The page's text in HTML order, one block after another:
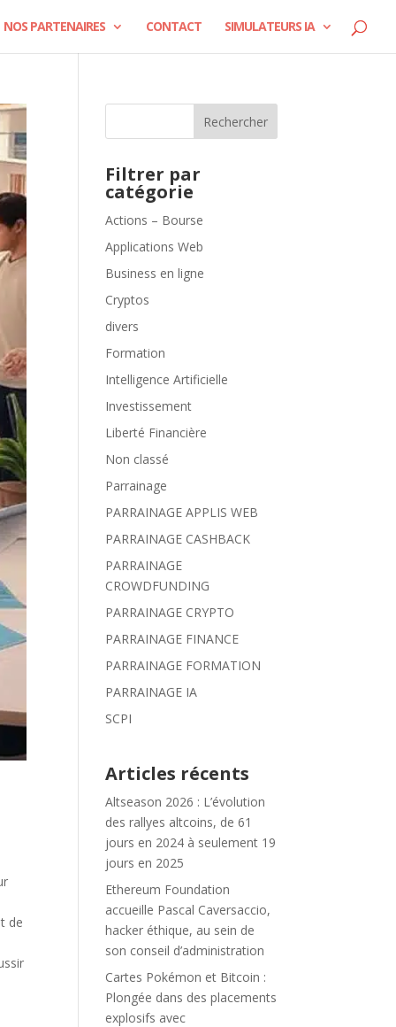
NOS PARTENAIRES CONTACT SIMULATEURS IA
de
Rechercher
Filtrer par
catégorie
Actions – Bourse
Applications Web
Business en ligne
Cryptos
divers
Formation
Intelligence Artificielle
Investissement
Liberté Financière
Non classé
Parrainage
PARRAINAGE APPLIS WEB
PARRAINAGE CASHBACK
PARRAINAGE
CROWDFUNDING
PARRAINAGE CRYPTO
PARRAINAGE FINANCE
PARRAINAGE FORMATION
PARRAINAGE IA
SCPI
Articles récents
Altseason 2026 : L’évolution
des rallyes altcoins, de 61
jours en 2024 à seulement 19
jours en 2025
Ethereum Foundation
accueille Pascal Caversaccio,
hacker éthique, au sein de
son conseil d’administration
Cartes Pokémon et Bitcoin :
Plongée dans des placements
explosifs avec